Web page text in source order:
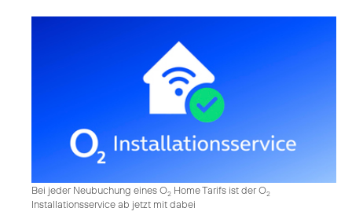
Bei jeder Neubuchung eines O2 Home Tarifs ist der O2
Installationsservice ab jetzt mit dabei